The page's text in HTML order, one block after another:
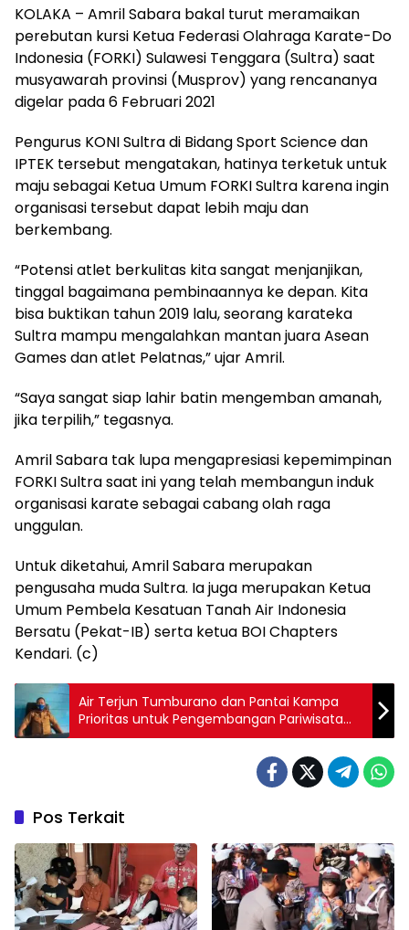
KOLAKA – Amril Sabara bakal turut meramaikan
perebutan kursi Ketua Federasi Olahraga Karate-Do
Indonesia (FORKI) Sulawesi Tenggara (Sultra) saat
musyawarah provinsi (Musprov) yang rencananya
digelar pada 6 Februari 2021
Pengurus KONI Sultra di Bidang Sport Science dan
IPTEK tersebut mengatakan, hatinya terketuk untuk
maju sebagai Ketua Umum FORKI Sultra karena ingin
organisasi tersebut dapat lebih maju dan
berkembang.
“Potensi atlet berkulitas kita sangat menjanjikan,
tinggal bagaimana pembinaannya ke depan. Kita
bisa buktikan tahun 2019 lalu, seorang karateka
Sultra mampu mengalahkan mantan juara Asean
Games dan atlet Pelatnas,” ujar Amril.
“Saya sangat siap lahir batin mengemban amanah,
jika terpilih,” tegasnya.
Amril Sabara tak lupa mengapresiasi kepemimpinan
FORKI Sultra saat ini yang telah membangun induk
organisasi karate sebagai cabang olah raga
unggulan.
Untuk diketahui, Amril Sabara merupakan
pengusaha muda Sultra. Ia juga merupakan Ketua
Umum Pembela Kesatuan Tanah Air Indonesia
Bersatu (Pekat-IB) serta ketua BOI Chapters
Kendari. (c)
Air Terjun Tumburano dan Pantai Kampa
Prioritas untuk Pengembangan Pariwisata
Konkep
Pos Terkait